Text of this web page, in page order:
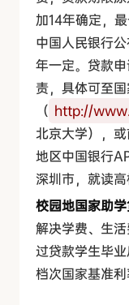
加14年确定，
中国人民银行
年一定。贷款
责，具体可至
（ http://
北京大学），
地区中国银行
深圳市，就读高
校园地国家助
解决学费、生
过贷款学生毕
档次国家基准